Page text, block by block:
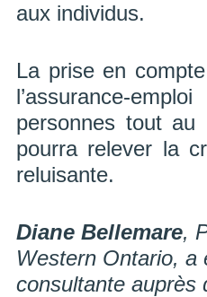
aux individus.
La prise en
l’assurance-
personnes tout
pourra relever la
reluisante.
Diane Bellemare,
Western Ontario, a
consultante auprès